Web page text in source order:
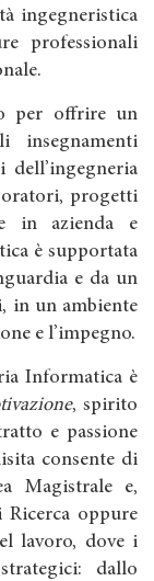
ingegneristica
professionali
per offrire un
progetti
in azienda e
è supportata
e da un
in un ambiente
e l’impegno.
Informatica è
, spirito
e passione
consente di
Magistrale e,
Ricerca oppure
lavoro, dove i
dallo